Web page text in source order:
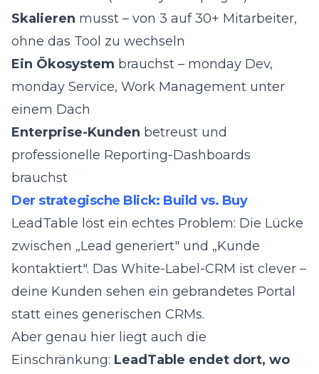
Skalieren musst – von 3 auf 30+ Mitarbeiter,
ohne das Tool zu wechseln
Ein Ökosystem brauchst – monday Dev,
monday Service, Work Management unter
einem Dach
Enterprise-Kunden betreust und
professionelle Reporting-Dashboards
brauchst
Der strategische Blick: Build vs. Buy
LeadTable löst ein echtes Problem: Die Lücke
zwischen „Lead generiert" und „Kunde
kontaktiert". Das White-Label-CRM ist clever –
deine Kunden sehen ein gebrandetes Portal
statt eines generischen CRMs.
Aber genau hier liegt auch die
Einschränkung: LeadTable endet dort, wo